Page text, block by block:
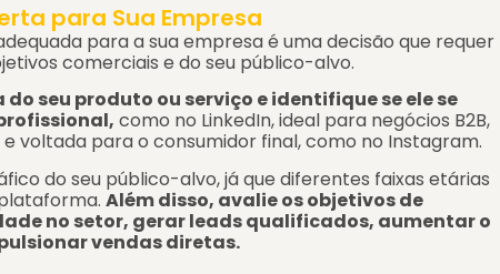
para Sua Empresa
para a sua empresa é uma decisão que requer
comerciais e do seu público-alvo.
seu produto ou serviço e identifique se ele se
como no LinkedIn, ideal para negócios B2B,
voltada para o consumidor final, como no Instagram.
do seu público-alvo, já que diferentes faixas etárias
Além disso, avalie os objetivos de
no setor, gerar leads qualificados, aumentar o
vendas diretas.